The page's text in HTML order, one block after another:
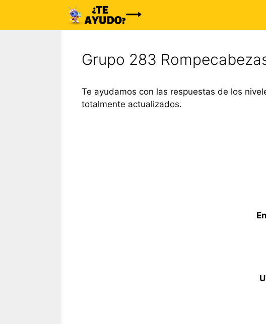
contenido
Grupo 283
Te ayudamos con las respuestas de los
totalmente actualizados.